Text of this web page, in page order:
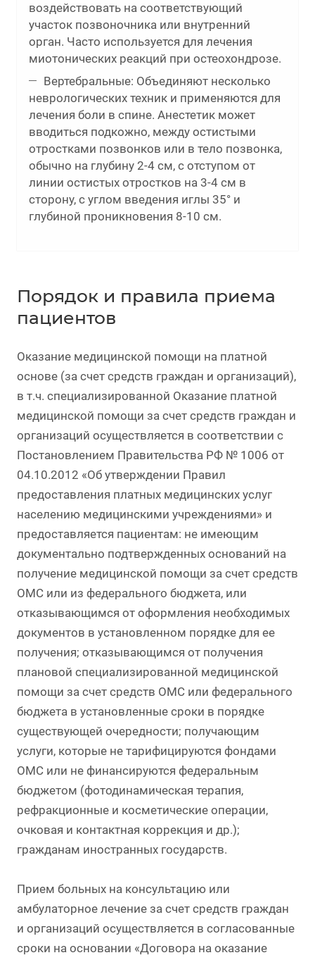
воздействовать на соответствующий
участок позвоночника или внутренний
орган. Часто используется для лечения
миотонических реакций при остеохондрозе.
Вертебральные: Объединяют несколько
неврологических техник и применяются для
лечения боли в спине. Анестетик может
вводиться подкожно, между остистыми
отростками позвонков или в тело позвонка,
обычно на глубину 2-4 см, с отступом от
линии остистых отростков на 3-4 см в
сторону, с углом введения иглы 35° и
глубиной проникновения 8-10 см.
Порядок и правила приема
пациентов
Оказание медицинской помощи на платной
основе (за счет средств граждан и организаций),
в т.ч. специализированной Оказание платной
медицинской помощи за счет средств граждан и
организаций осуществляется в соответствии с
Постановлением Правительства РФ № 1006 от
04.10.2012 «Об утверждении Правил
предоставления платных медицинских услуг
населению медицинскими учреждениями» и
предоставляется пациентам: не имеющим
документально подтвержденных оснований на
получение медицинской помощи за счет средств
ОМС или из федерального бюджета, или
отказывающимся от оформления необходимых
документов в установленном порядке для ее
получения; отказывающимся от получения
плановой специализированной медицинской
помощи за счет средств ОМС или федерального
бюджета в установленные сроки в порядке
существующей очередности; получающим
услуги, которые не тарифицируются фондами
ОМС или не финансируются федеральным
бюджетом (фотодинамическая терапия,
рефракционные и косметические операции,
очковая и контактная коррекция и др.);
гражданам иностранных государств.
Прием больных на консультацию или
амбулаторное лечение за счет средств граждан
и организаций осуществляется в согласованные
сроки на основании «Договора на оказание